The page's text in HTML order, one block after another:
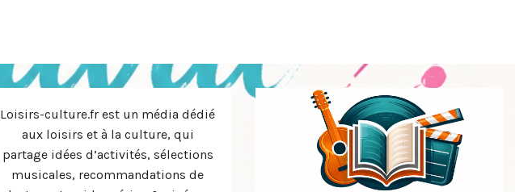
Loisirs-culture.fr est un média dédié
aux loisirs et à la culture, qui
partage idées d’activités, sélections
musicales, recommandations de